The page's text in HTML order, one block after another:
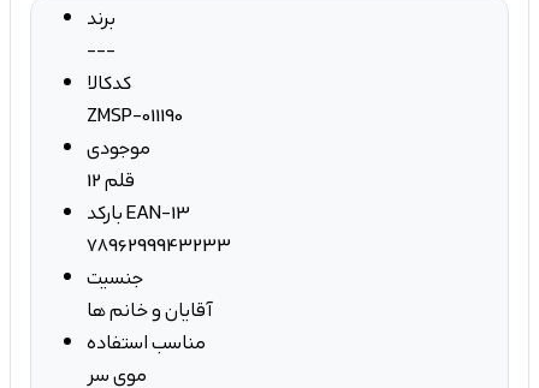
برند
---
کدکالا
ZMSP-011190
موجودی
12 قلم
بارکد EAN-13
7896299943233
جنسیت
آقایان و خانم ها
مناسب استفاده
موی سر